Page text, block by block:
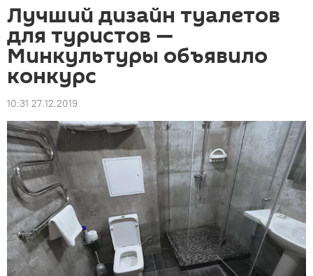
Лучший дизайн туалетов
для туристов —
Минкультуры объявило
конкурс
10:31 27.12.2019